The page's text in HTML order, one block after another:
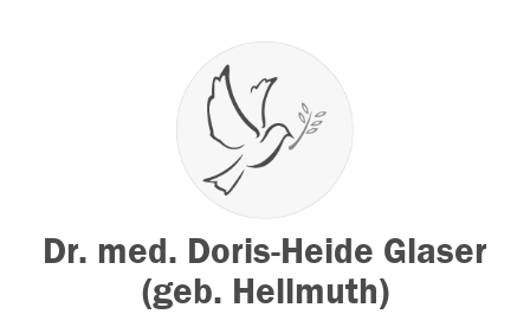
Dr. med. Doris-Heide Glaser
(geb. Hellmuth)